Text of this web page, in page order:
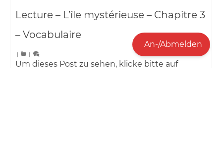
Lecture – L’île mystérieuse – Chapitre 3
– Vocabulaire
| |
Um dieses Post zu sehen, klicke bitte auf
An-/Abmelden